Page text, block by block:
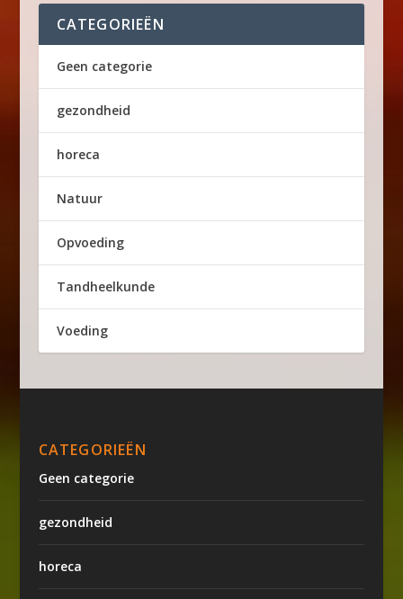
CATEGORIEËN
Geen categorie
gezondheid
horeca
Natuur
Opvoeding
Tandheelkunde
Voeding
CATEGORIEËN
Geen categorie
gezondheid
horeca